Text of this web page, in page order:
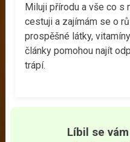
Miluji přírodu a vše co s
cestuji a zajímám se o
prospěšné látky,
články pomohou najít
trápí.
Líbil se